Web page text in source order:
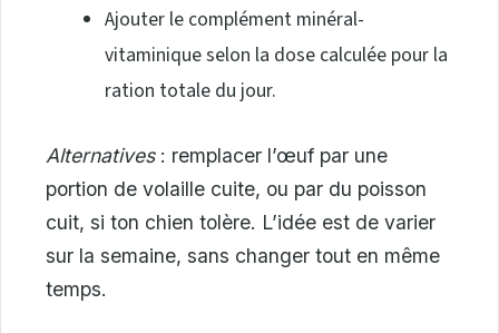
Ajouter le complément minéral-
vitaminique selon la dose calculée pour la
ration totale du jour.
Alternatives: remplacer l’œuf par une
portion de volaille cuite, ou par du poisson
cuit, si ton chien tolère. L’idée est de varier
sur la semaine, sans changer tout en même
temps.